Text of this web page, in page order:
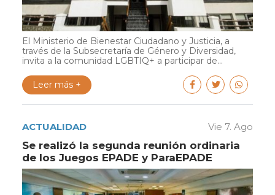
El Ministerio de Bienestar Ciudadano y Justicia, a
través de la Subsecretaría de Género y Diversidad,
invita a la comunidad LGBTIQ+ a participar de...
Leer más +
ACTUALIDAD Vie 7. Ago
Se realizó la segunda reunión ordinaria
de los Juegos EPADE y ParaEPADE